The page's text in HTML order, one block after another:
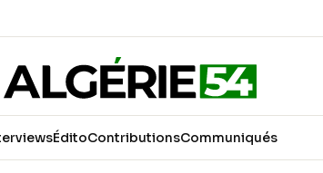
ÉditoContributionsCommuniqués